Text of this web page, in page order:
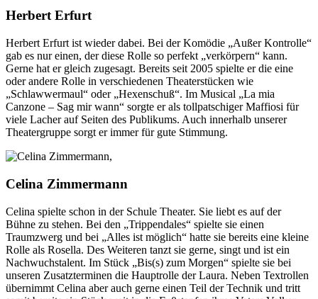
Herbert Erfurt
Herbert Erfurt ist wieder dabei. Bei der Komödie „Außer Kontrolle“
gab es nur einen, der diese Rolle so perfekt „verkörpern“ kann.
Gerne hat er gleich zugesagt. Bereits seit 2005 spielte er die eine
oder andere Rolle in verschiedenen Theaterstücken wie
„Schlawwermaul“ oder „Hexenschuß“. Im Musical „La mia
Canzone – Sag mir wann“ sorgte er als tollpatschiger Maffiosi für
viele Lacher auf Seiten des Publikums. Auch innerhalb unserer
Theatergruppe sorgt er immer für gute Stimmung.
Celina Zimmermann
Celina spielte schon in der Schule Theater. Sie liebt es auf der
Bühne zu stehen. Bei den „Trippendales“ spielte sie einen
Traumzwerg und bei „Alles ist möglich“ hatte sie bereits eine kleine
Rolle als Rosella. Des Weiteren tanzt sie gerne, singt und ist ein
Nachwuchstalent. Im Stück „Bis(s) zum Morgen“ spielte sie bei
unseren Zusatzterminen die Hauptrolle der Laura. Neben Textrollen
übernimmt Celina aber auch gerne einen Teil der Technik und tritt